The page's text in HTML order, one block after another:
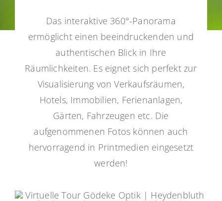
IMPRESSUMDas interaktive 360°-Panorama
ermöglicht einen beeindruckenden und
authentischen Blick in Ihre
Räumlichkeiten. Es eignet sich perfekt zur
Visualisierung von Verkaufsräumen,
Hotels, Immobilien, Ferienanlagen,
Gärten, Fahrzeugen etc. Die
aufgenommenen Fotos können auch
hervorragend in Printmedien eingesetzt
werden!